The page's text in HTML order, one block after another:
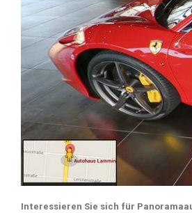
Interessieren Sie sich für